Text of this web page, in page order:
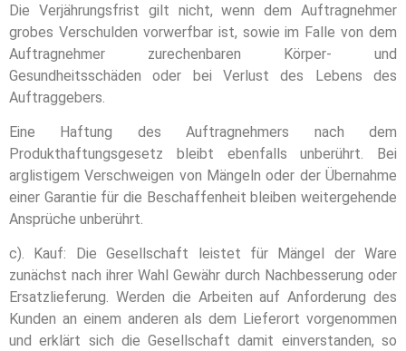
Die Verjährungsfrist gilt nicht, wenn dem Auftragnehmer
grobes Verschulden vorwerfbar ist, sowie im Falle von dem
Auftragnehmer zurechenbaren Körper- und
Gesundheitsschäden oder bei Verlust des Lebens des
Auftraggebers.
Eine Haftung des Auftragnehmers nach dem
Produkthaftungsgesetz bleibt ebenfalls unberührt. Bei
arglistigem Verschweigen von Mängeln oder der Übernahme
einer Garantie für die Beschaffenheit bleiben weitergehende
Ansprüche unberührt.
c). Kauf: Die Gesellschaft leistet für Mängel der Ware
zunächst nach ihrer Wahl Gewähr durch Nachbesserung oder
Ersatzlieferung. Werden die Arbeiten auf Anforderung des
Kunden an einem anderen als dem Lieferort vorgenommen
und erklärt sich die Gesellschaft damit einverstanden, so